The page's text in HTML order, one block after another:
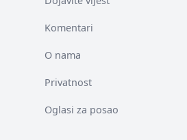
Komentari
O nama
Privatnost
Oglasi za posao